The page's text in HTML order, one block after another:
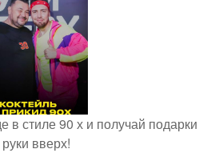
в стиле 90 х и получай подарки
вверх!